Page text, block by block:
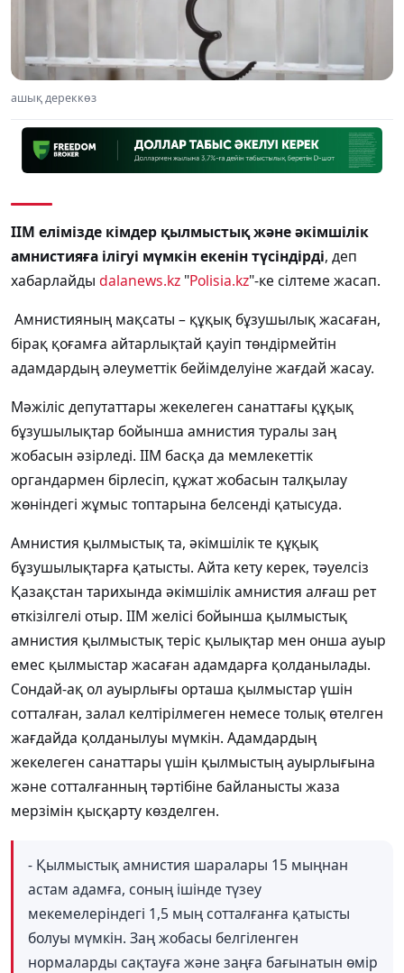
ашық дереккөз
ІІМ елімізде кімдер қылмыстық және әкімшілік
амнистияға ілігуі мүмкін екенін түсіндірді, деп
хабарлайды dalanews.kz "Polisia.kz"-ке сілтеме жасап.
Амнистияның мақсаты – құқық бұзушылық жасаған,
бірақ қоғамға айтарлықтай қауіп төндірмейтін
адамдардың әлеуметтік бейімделуіне жағдай жасау.
Мәжіліс депутаттары жекелеген санаттағы құқық
бұзушылықтар бойынша амнистия туралы заң
жобасын әзірледі. ІІМ басқа да мемлекеттік
органдармен бірлесіп, құжат жобасын талқылау
жөніндегі жұмыс топтарына белсенді қатысуда.
Амнистия қылмыстық та, әкімшілік те құқық
бұзушылықтарға қатысты. Айта кету керек, тәуелсіз
Қазақстан тарихында әкімшілік амнистия алғаш рет
өткізілгелі отыр. ІІМ желісі бойынша қылмыстық
амнистия қылмыстық теріс қылықтар мен онша ауыр
емес қылмыстар жасаған адамдарға қолданылады.
Сондай-ақ ол ауырлығы орташа қылмыстар үшін
сотталған, залал келтірілмеген немесе толық өтелген
жағдайда қолданылуы мүмкін. Адамдардың
жекелеген санаттары үшін қылмыстың ауырлығына
және сотталғанның тәртібіне байланысты жаза
мерзімін қысқарту көзделген.
- Қылмыстық амнистия шаралары 15 мыңнан
астам адамға, соның ішінде түзеу
мекемелеріндегі 1,5 мың сотталғанға қатысты
болуы мүмкін. Заң жобасы белгіленген
нормаларды сақтауға және заңға бағынатын өмір